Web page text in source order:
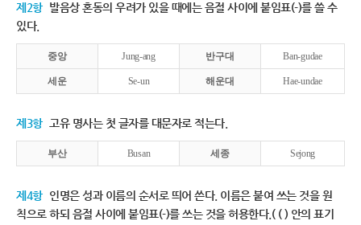
제2항 발음상 혼동의 우려가 있을 때에는 음절 사이에 붙임표(-)를 쓸 수
있다.
중앙 Jung-ang 반구대 Ban-gudae
세운 Se-un 해운대 Hae-undae
제3항 고유 명사는 첫 글자를 대문자로 적는다.
부산 Busan 세종 Sejong
제4항 인명은 성과 이름의 순서로 띄어 쓴다. 이름은 붙여 쓰는 것을 원
칙으로 하되 음절 사이에 붙임표(-)를 쓰는 것을 허용한다.( ( ) 안의 표기